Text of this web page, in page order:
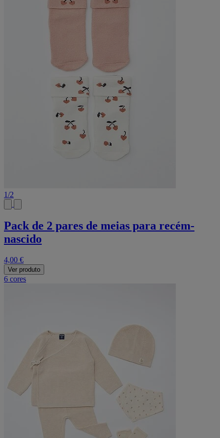
1/2
Pack de 2 pares de meias para recém-
nascido
4,00 €
Ver produto
6 cores